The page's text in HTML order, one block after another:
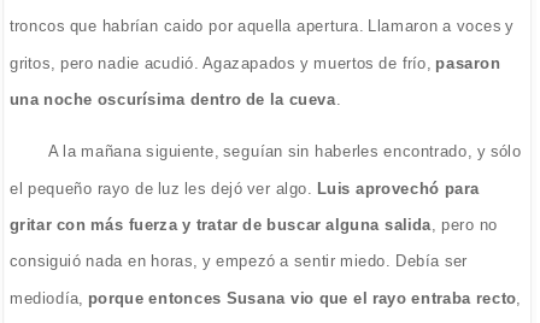
troncos que habrían caido por aquella apertura. Llamaron a voces y
gritos, pero nadie acudió. Agazapados y muertos de frío, pasaron
una noche oscurísima dentro de la cueva
A la mañana siguiente, seguían sin haberles encontrado, y sólo
el pequeño rayo de luz les dejó ver algo. Luis aprovechó para
gritar con más fuerza y tratar de buscar alguna salida , pero no
consiguió nada en horas, y empezó a sentir miedo. Debía ser
mediodía, porque entonces Susana vio que el rayo entraba recto